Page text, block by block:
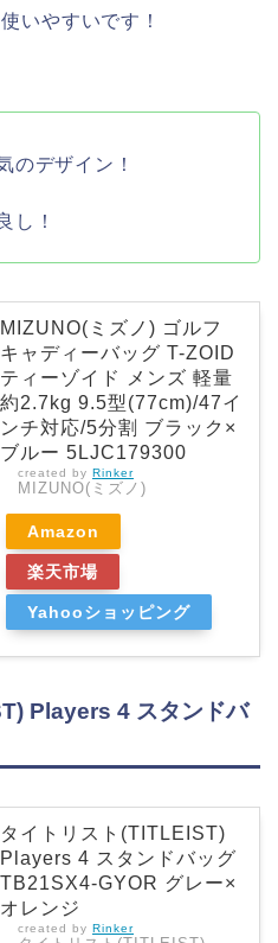
いやすいです！
のデザイン！
し！
MIZUNO(ミズノ) ゴルフ
キャディーバッグ T-ZOID
ティーゾイド メンズ 軽量
約2.7kg 9.5型(77cm)/47イ
ンチ対応/5分割 ブラック×
ブルー 5LJC179300
created by Rinker
MIZUNO(ミズノ)
Amazon
楽天市場
Yahooショッピング
Players 4 スタンドバ
タイトリスト(TITLEIST)
Players 4 スタンドバッグ
TB21SX4-GYOR グレー×
オレンジ
created by Rinker